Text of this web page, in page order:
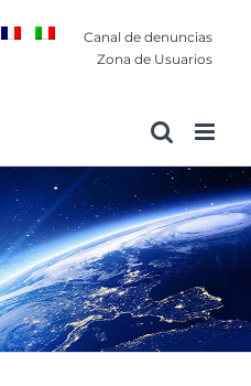
Canal de denuncias
Zona de Usuarios